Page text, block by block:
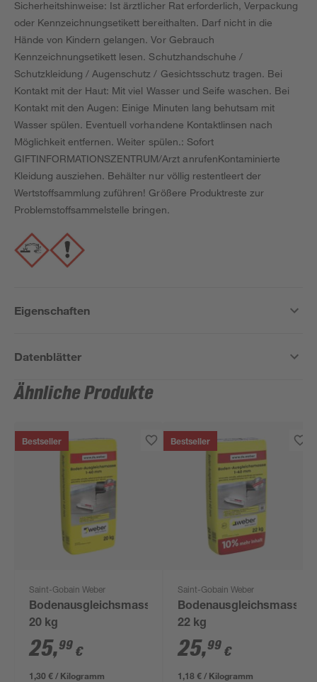
Sicherheitshinweise: Ist ärztlicher Rat erforderlich, Verpackung
oder Kennzeichnungsetikett bereithalten. Darf nicht in die
Hände von Kindern gelangen. Vor Gebrauch
Kennzeichnungsetikett lesen. Schutzhandschuhe /
Schutzkleidung / Augenschutz / Gesichtsschutz tragen. Bei
Kontakt mit der Haut: Mit viel Wasser und Seife waschen. Bei
Kontakt mit den Augen: Einige Minuten lang behutsam mit
Wasser spülen. Eventuell vorhandene Kontaktlinsen nach
Möglichkeit entfernen. Weiter spülen.: Sofort
GIFTINFORMATIONSZENTRUM/Arzt anrufenKontaminierte
Kleidung ausziehen. Behälter nur völlig restentleert der
Wertstoffsammlung zuführen! Größere Produktreste zur
Problemstoffsammelstelle bringen.
Eigenschaften
Datenblätter
Ähnliche Produkte
Bestseller
Saint-Gobain Weber
Bodenausgleichsmasse
20 kg
25,99 €
1,30 € / Kilogramm
Bestseller
Saint-Gobain Weber
Bodenausgleichsmasse
22 kg
25,99 €
1,18 € / Kilogramm